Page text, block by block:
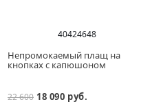
40424648
Непромокаемый плащ на
кнопках с капюшоном
22 600 18 090 руб.